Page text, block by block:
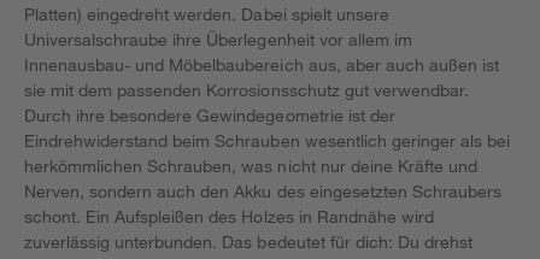
Platten) eingedreht werden. Dabei spielt unsere
Universalschraube ihre Überlegenheit vor allem im
Innenausbau- und Möbelbaubereich aus, aber auch außen ist
sie mit dem passenden Korrosionsschutz gut verwendbar.
Durch ihre besondere Gewindegeometrie ist der
Eindrehwiderstand beim Schrauben wesentlich geringer als bei
herkömmlichen Schrauben, was nicht nur deine Kräfte und
Nerven, sondern auch den Akku des eingesetzten Schraubers
schont. Ein Aufspleißen des Holzes in Randnähe wird
zuverlässig unterbunden. Das bedeutet für dich: Du drehst